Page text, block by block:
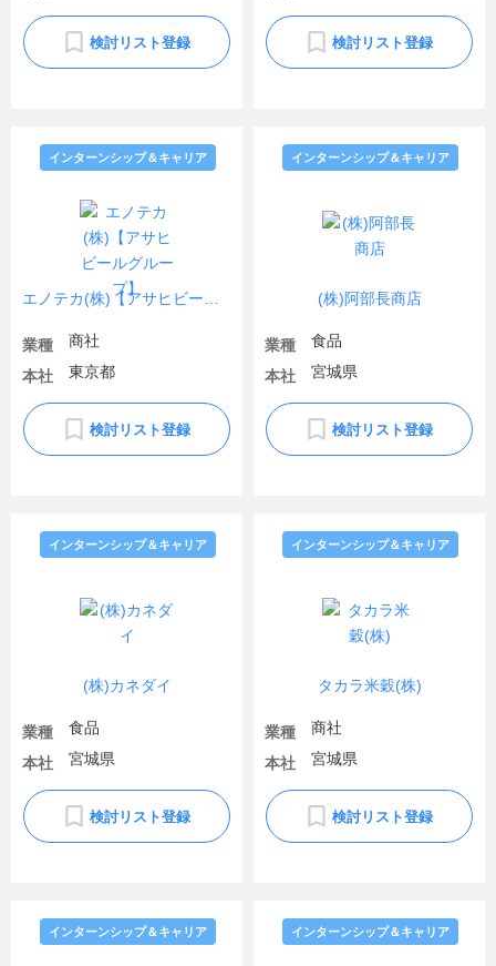
検討リスト登録 検討リスト登録
インターンシップ＆キャリア
業種
商社
本社
東京都
検討リスト登録
(株)阿部長商店
インターンシップ＆キャリア
業種
食品
本社
宮城県
検討リスト登録
(株)カネダイ
インターンシップ＆キャリア
業種
食品
本社
宮城県
検討リスト登録
タカラ米穀(株)
インターンシップ＆キャリア
業種
商社
本社
宮城県
検討リスト登録
インターンシップ＆キャリア インターンシップ＆キャリア